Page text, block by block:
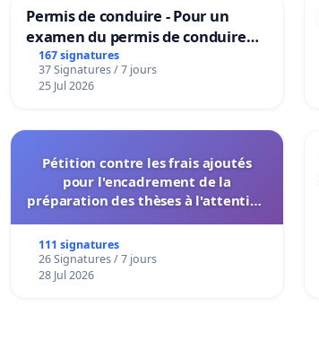
Permis de conduire - Pour un
examen du permis de conduire
accessible dans plusieurs langues
à Bruxelles
167 signatures
37 Signatures / 7 jours
25 Jul 2026
Pétition contre les frais ajoutés
pour l'encadrement de la
préparation des thèses à l'attention
décisionnelles de l'UIASS
111 signatures
26 Signatures / 7 jours
28 Jul 2026